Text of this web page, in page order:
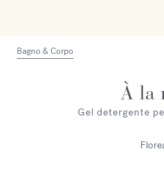
Bagno & Corpo
À la
Gel detergente